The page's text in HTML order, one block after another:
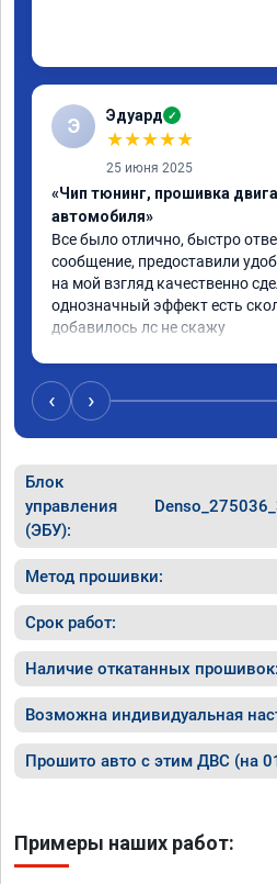
Э Эдуард ✓
★★★★★
25 июня 2025
«Чип тюнинг, прошивка
автомобиля»
Все было отлично, быстро
сообщение, предоставили
на мой взгляд качественно
однозначный эффект есть
добавилось лс не скажу
‹ ›
Блок
управления
(ЭБУ):
Метод прошивки:
Срок работ:
Наличие откатанных прошивок:
Возможна индивидуальная
Прошито авто с этим ДВС (на
Примеры наших работ: